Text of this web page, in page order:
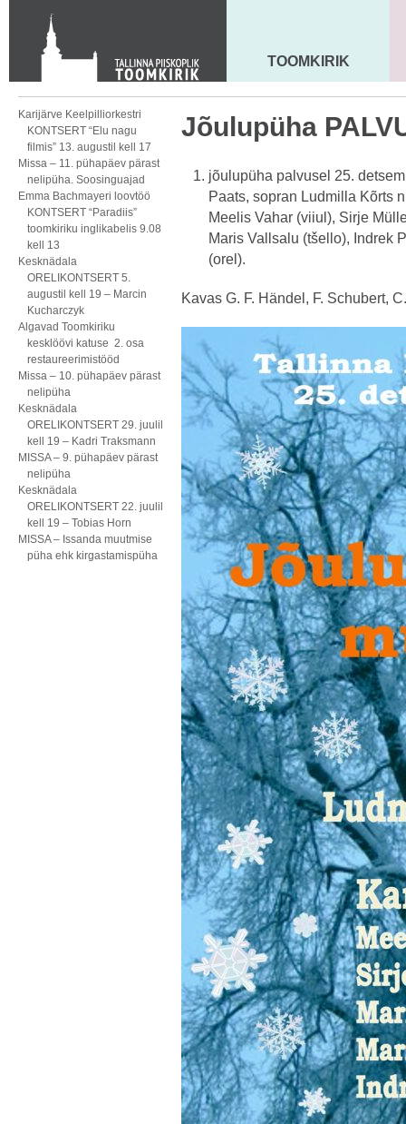
KONTAKT
Toom-Kooli 6, 10130 TALLINN
tallinna.toom@eelk.ee
MAARJA KIRIK
TOOMKIRIK
Karijärve Keelpilliorkestri
KONTSERT “Elu nagu
filmis” 13. augustil kell 17
Missa – 11. pühapäev pärast
nelipüha. Soosinguajad
Emma Bachmayeri loovtöö
KONTSERT “Paradiis”
toomkiriku inglikabelis 9.08
kell 13
Kesknädala
ORELIKONTSERT 5.
augustil kell 19 – Marcin
Kucharczyk
Algavad Toomkiriku
kesklöövi katuse 2. osa
restaureerimistööd
Missa – 10. pühapäev pärast
nelipüha
Kesknädala
ORELIKONTSERT 29. juulil
kell 19 – Kadri Traksmann
MISSA – 9. pühapäev pärast
nelipüha
Kesknädala
ORELIKONTSERT 22. juulil
kell 19 – Tobias Horn
MISSA – Issanda muutmise
püha ehk kirgastamispüha
Jõulupüha
jõulupüha palvusel 25.
Paats, sopran Ludmilla Kõrts
Meelis Vahar (viiul), Sirje
Maris Vallsalu (tšello), Indrek
(orel).
Kavas G. F. Händel, F. Schubert,